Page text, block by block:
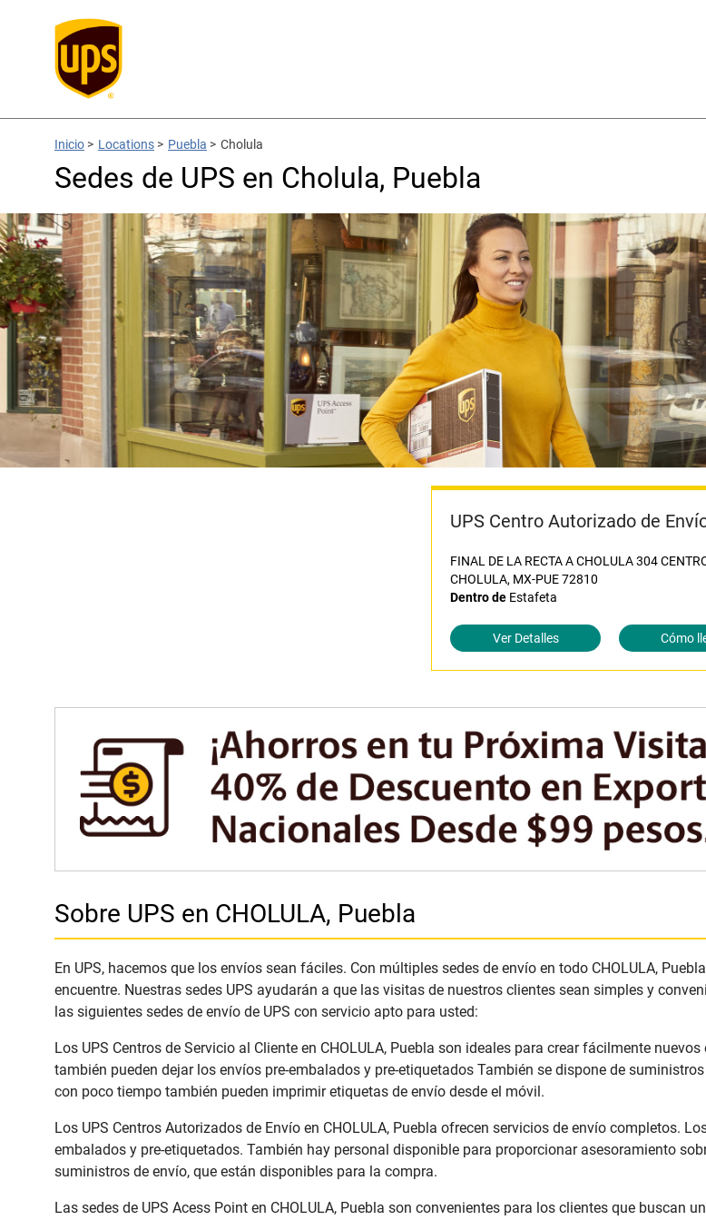
Inicio > Locations > Puebla > Cholula
Sedes de UPS en Cholula, Puebla
UPS Centro Autorizado de
FINAL DE LA RECTA A CHOLULA 304
CHOLULA, MX-PUE 72810
Dentro de Estafeta
Ver Detalles Cómo
Sobre UPS en CHOLULA, Puebla
En UPS, hacemos que los envíos sean fáciles. Con múltiples sedes de envío en todo CHOLULA,
encuentre. Nuestras sedes UPS ayudarán a que las visitas de nuestros clientes sean simples y
las siguientes sedes de envío de UPS con servicio apto para usted:
Los UPS Centros de Servicio al Cliente en CHOLULA, Puebla son ideales para crear fácilmente
también pueden dejar los envíos pre-embalados y pre-etiquetados También se dispone de
con poco tiempo también pueden imprimir etiquetas de envío desde el móvil.
Los UPS Centros Autorizados de Envío en CHOLULA, Puebla ofrecen servicios de envío completos.
embalados y pre-etiquetados. También hay personal disponible para proporcionar asesoramiento
suministros de envío, que están disponibles para la compra.
Las sedes de UPS Acess Point en CHOLULA, Puebla son convenientes para los clientes que buscan